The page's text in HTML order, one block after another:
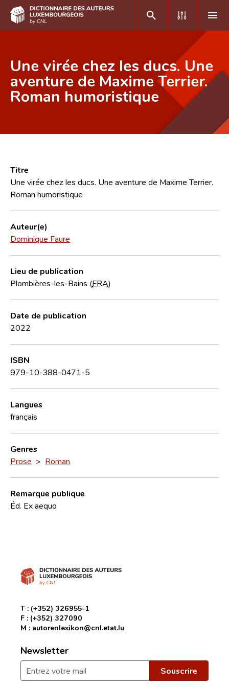
DE FR
Accueil
Recherche avancée
CNL
Équipe scientifique
Une virée chez les ducs. Une
aventure de Maxime Terrier.
Roman humoristique
Titre
Une virée chez les ducs. Une aventure de Maxime Terrier.
Roman humoristique
Auteur(e)
Dominique Faure
Lieu de publication
Plombières-les-Bains (FRA)
Date de publication
2022
ISBN
979-10-388-0471-5
Langues
français
Genres
Prose > Roman
Remarque publique
Éd. Ex aequo
T : (+352) 326955-1
F : (+352) 327090
M : autorenlexikon@cnl.etat.lu
Newsletter